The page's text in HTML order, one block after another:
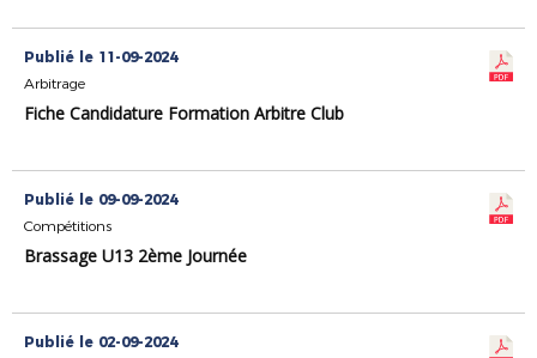
Publié le 11-09-2024
Arbitrage
Fiche Candidature Formation Arbitre Club
Publié le 09-09-2024
Compétitions
Brassage U13 2ème Journée
Publié le 02-09-2024